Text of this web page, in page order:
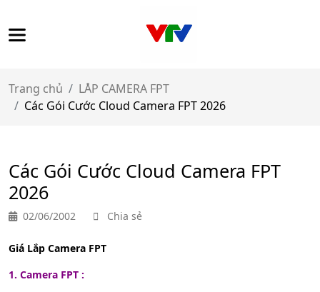
Trang chủ
LÅP CAMERA FPT
Các Gói Cước Cloud Camera FPT 2026
Các Gói Cước Cloud Camera FPT
2026
02/06/2002 Chia sẻ
Giá Lắp Camera FPT
1. Camera FPT :